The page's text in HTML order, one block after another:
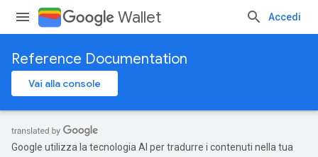
Wallet Accedi
Reference Documentation
Vai alla console
Google utilizza la tecnologia AI per tradurre i contenuti nella tua